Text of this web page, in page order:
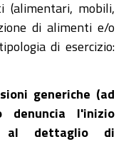
mobili,
di alimenti e/o
di esercizio:
generiche (ad
denuncia l'inizio
al dettaglio di